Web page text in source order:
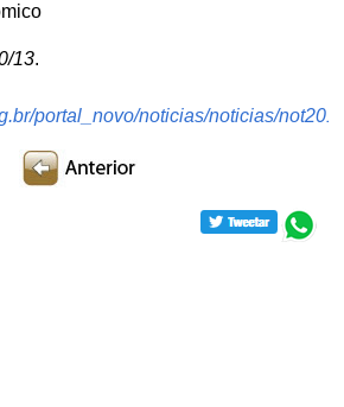
13.
portal_novo/noticias/noticias/